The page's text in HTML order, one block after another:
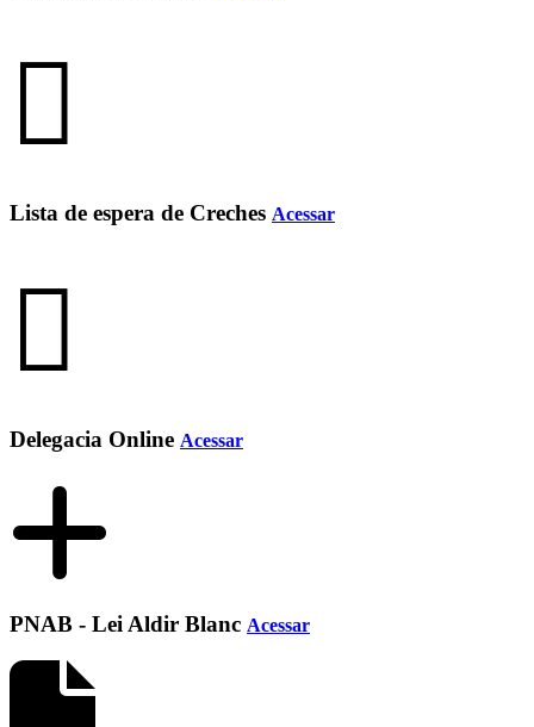
Lista de espera de Creches Acessar
Delegacia Online Acessar
PNAB - Lei Aldir Blanc Acessar